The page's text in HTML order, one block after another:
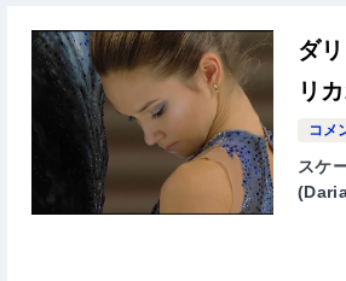
ダ
リ
コメ
スケ